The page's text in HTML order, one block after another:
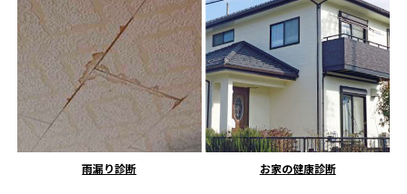
雨漏り診断 お家の健康診断